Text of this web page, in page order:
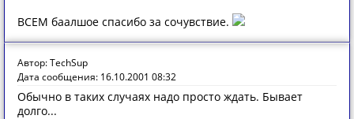
ВСЕМ баалшое спасибо за сочувствие.
Автор: TechSup
Дата сообщения: 16.10.2001 08:32
Обычно в таких случаях надо просто ждать. Бывает
долго...